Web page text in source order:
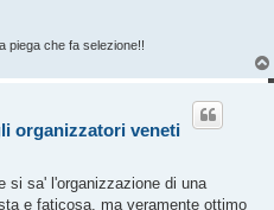
piega che fa selezione!!
organizzatori veneti
si sa' l'organizzazione di una
e faticosa, ma veramente ottimo